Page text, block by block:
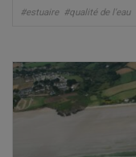
#estuaire #qualité de l'eau